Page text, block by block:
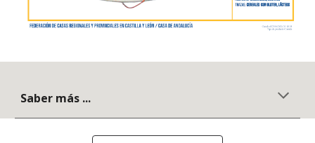
Saber más ...